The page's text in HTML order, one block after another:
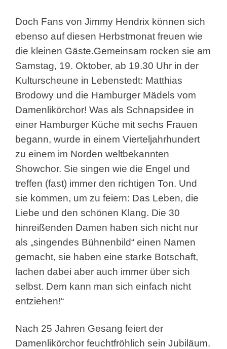
Doch Fans von Jimmy Hendrix können sich
ebenso auf diesen Herbstmonat freuen wie
die kleinen Gäste.Gemeinsam rocken sie am
Samstag, 19. Oktober, ab 19.30 Uhr in der
Kulturscheune in Lebenstedt: Matthias
Brodowy und die Hamburger Mädels vom
Damenlikörchor! Was als Schnapsidee in
einer Hamburger Küche mit sechs Frauen
begann, wurde in einem Vierteljahrhundert
zu einem im Norden weltbekannten
Showchor. Sie singen wie die Engel und
treffen (fast) immer den richtigen Ton. Und
sie kommen, um zu feiern: Das Leben, die
Liebe und den schönen Klang. Die 30
hinreißenden Damen haben sich nicht nur
als „singendes Bühnenbild“ einen Namen
gemacht, sie haben eine starke Botschaft,
lachen dabei aber auch immer über sich
selbst. Dem kann man sich einfach nicht
entziehen!“
Nach 25 Jahren Gesang feiert der
Damenlikörchor feuchtfröhlich sein Jubiläum.